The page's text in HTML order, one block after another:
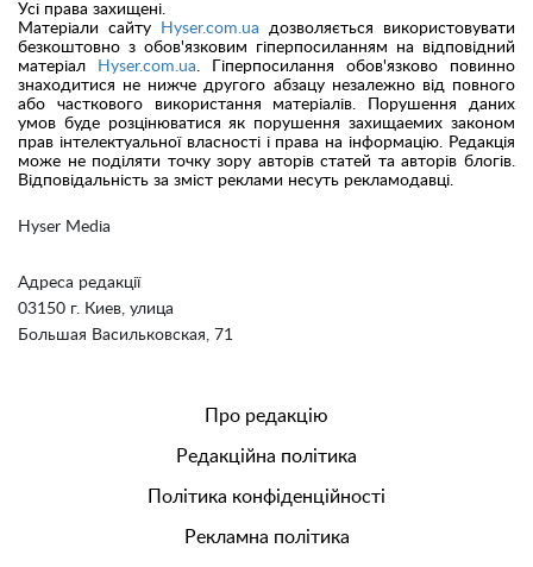
Hyser Media
Адреса редакції
03150 г. Киев, улица
Большая Васильковская, 71
Усі права захищені.
Матеріали сайту
Hyser.com.ua дозволяється використовувати
безкоштовно з обов'язковим гіперпосиланням на відповідний
матеріал
Hyser.com.ua. Гіперпосилання обов'язково повинно
знаходитися не нижче другого абзацу незалежно від повного
або часткового використання матеріалів. Порушення даних
умов буде розцінюватися як порушення захищаемих законом
прав інтелектуальної власності і права на інформацію. Редакція
може не поділяти точку зору авторів статей та авторів блогів.
Відповідальність за зміст реклами несуть рекламодавці.
Про редакцію
Редакційна політика
Політика конфіденційності
Рекламна політика